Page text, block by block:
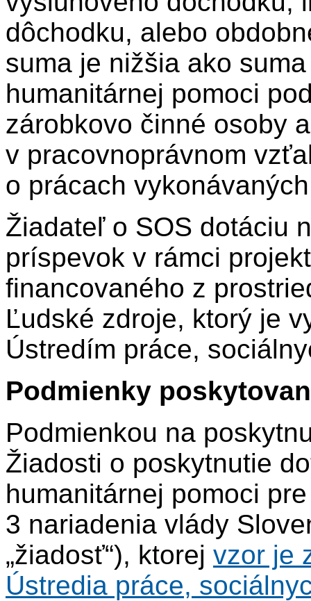
dôchodku, alebo
suma je nižšia ako
humanitárnej pomoci
zárobkovo činné osoby
v pracovnoprávnom
o prácach
Žiadateľ o SOS dotáciu
príspevok v rámci
financovaného z
Ľudské zdroje, ktorý je
Ústredím práce,
Podmienky
Podmienkou na
Žiadosti o poskytnutie
humanitárnej pomoci
3 nariadenia vlády
„žiadosť“), ktorej vzor je
Ústredia práce,